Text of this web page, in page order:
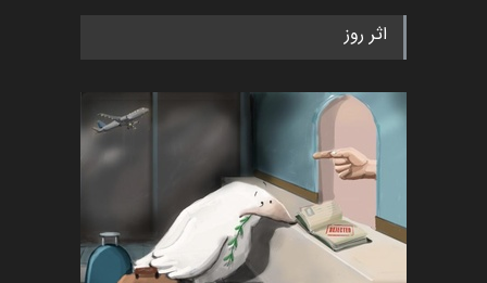
به یاد اردوغان باشول (۱۹۳۶–
اخبار 2 ماه قبل
رویداد کارگاهی کارتون و پوستر
«ایران سربلند» به ا…
اخبار 6 ماه قبل
اثر روز